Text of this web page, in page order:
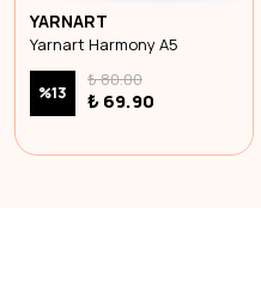
YARNART
Yarnart Harmony A5
%13
₺ 80.00
₺ 69.90